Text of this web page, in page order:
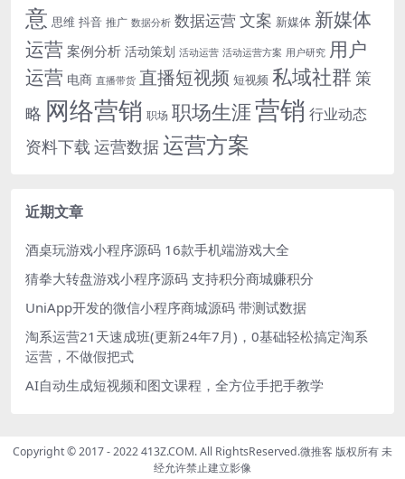
意 思维 抖音 推广 数据分析 数据运营文案 新媒体 新媒体
运营 案例分析 活动策划 活动运营 活动运营方案 用户研究 用户
运营 电商 直播带货 直播短视频 短视频 私域社群 策
略 网络营销 职场 职场生涯营销 行业动态
资料下载 运营数据运营方案
近期文章
酒桌玩游戏小程序源码 16款手机端游戏大全
猜拳大转盘游戏小程序源码 支持积分商城赚积分
UniApp开发的微信小程序商城源码 带测试数据
淘系运营21天速成班(更新24年7月)，0基础轻松搞定淘系
运营，不做假把式
AI自动生成短视频和图文课程，全方位手把手教学
Copyright © 2017 - 2022 413Z.COM. All RightsReserved.微推客 版权所有 未
经允许禁止建立影像